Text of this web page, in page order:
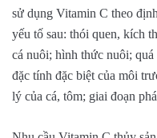
sử dụng Vitamin C theo
yếu tố sau: thói quen, kích
cá nuôi; hình thức nuôi;
đặc tính đặc biệt của môi
lý của cá, tôm; giai đoạn